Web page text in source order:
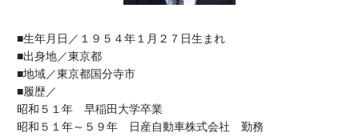
■生年月日／１９５４年１月２７日生まれ
■出身地／東京都
■地域／東京都国分寺市
■履歴／
昭和５１年 早稲田大学卒業
昭和５１年～５９年 日産自動車株式会社 勤務